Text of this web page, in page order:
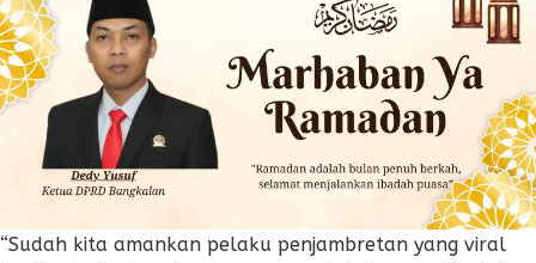
“Sudah kita amankan pelaku penjambretan yang viral